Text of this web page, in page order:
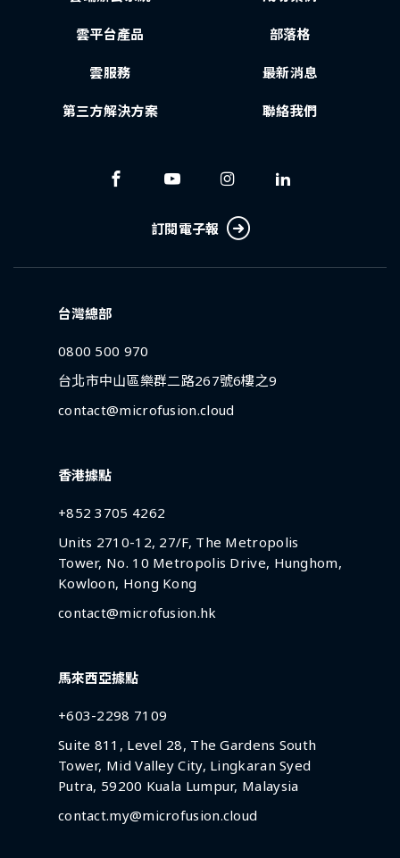
雲平台產品
雲服務
第三方解決方案
部落格
最新消息
聯絡我們
訂閱電子報
台灣總部
0800 500 970
台北市中山區樂群二路267號6樓之9
contact@microfusion.cloud
香港據點
+852 3705 4262
Units 2710-12, 27/F, The Metropolis
Tower, No. 10 Metropolis Drive, Hunghom,
Kowloon, Hong Kong
contact@microfusion.hk
馬來西亞據點
+603-2298 7109
Suite 811, Level 28, The Gardens South
Tower, Mid Valley City, Lingkaran Syed
Putra, 59200 Kuala Lumpur, Malaysia
contact.my@microfusion.cloud